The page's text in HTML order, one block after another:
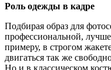
Роль одежды в кадре
Подбирая образ для
профессиональной,
примеру, в строгом
двигаться так же
Но и в классическом